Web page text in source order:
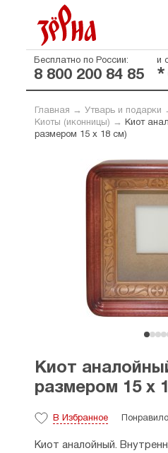
Бесплатно по России:
8 800 200 84 85
и
*
Главная → Утварь и подарки
Киоты (иконницы) →
Киот
размером 15 х 18 см)
Киот
размером 15 х
В Избранное
Киот аналойный.